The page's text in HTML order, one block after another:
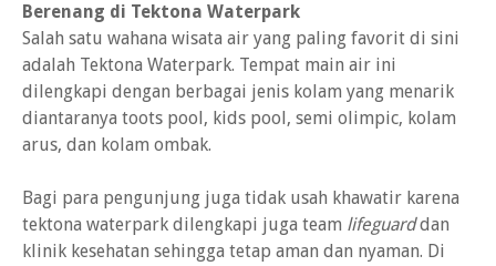
Berenang di Tektona Waterpark
Salah satu wahana wisata air yang paling favorit di sini
adalah Tektona Waterpark. Tempat main air ini
dilengkapi dengan berbagai jenis kolam yang menarik
diantaranya toots pool, kids pool, semi olimpic, kolam
arus, dan kolam ombak.
Bagi para pengunjung juga tidak usah khawatir karena
tektona waterpark dilengkapi juga team lifeguarddan
klinik kesehatan sehingga tetap aman dan nyaman. Di